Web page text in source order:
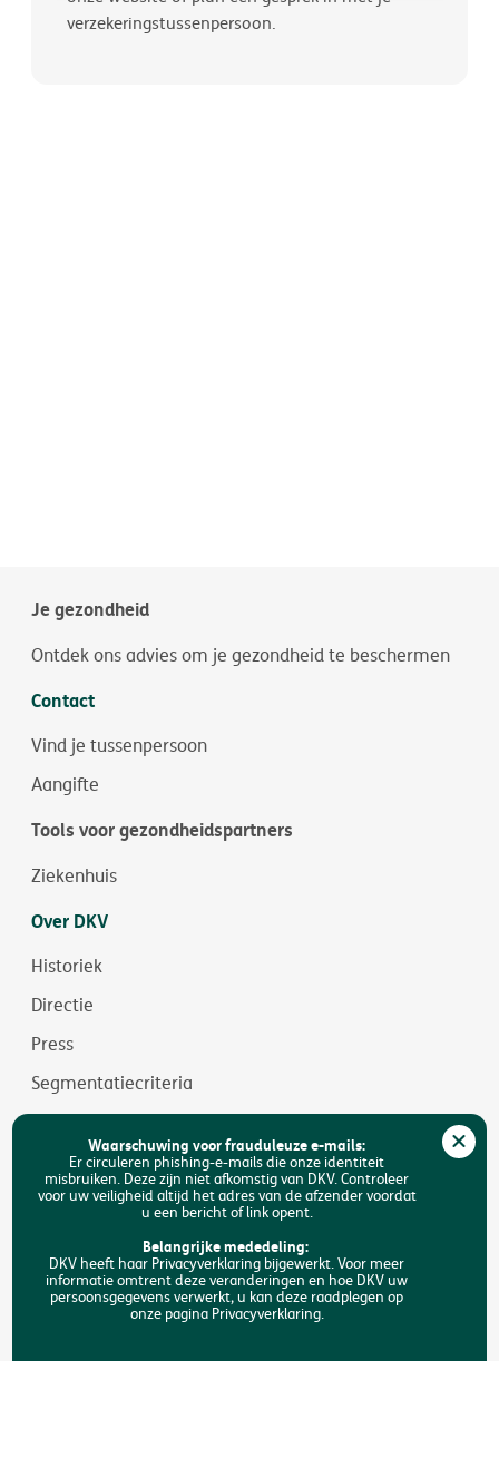
verzekeringstussenpersoon.
Je gezondheid
Ontdek ons advies om je gezondheid te beschermen
Contact
Vind je tussenpersoon
Aangifte
Tools voor gezondheidspartners
Ziekenhuis
Over DKV
Historiek
Directie
Press
Segmentatiecriteria
Jobs
Duurzaamheid
Toegankelijkheid
Zoeken
Waarschuwing voor frauduleuze e-mails:
Er circuleren phishing-e-mails die onze identiteit
misbruiken. Deze zijn niet afkomstig van DKV. Controleer
voor uw veiligheid altijd het adres van de afzender voordat
u een bericht of link opent.
Belangrijke mededeling:
DKV heeft haar Privacyverklaring bijgewerkt. Voor meer
informatie omtrent deze veranderingen en hoe DKV uw
persoonsgegevens verwerkt, u kan deze raadplegen op
onze pagina Privacyverklaring.